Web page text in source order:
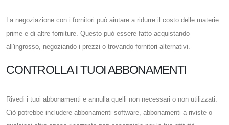
La negoziazione con i fornitori può aiutare a ridurre il costo delle materie
prime e di altre forniture. Questo può essere fatto acquistando
all'ingrosso, negoziando i prezzi o trovando fornitori alternativi.
CONTROLLA I TUOI ABBONAMENTI
Rivedi i tuoi abbonamenti e annulla quelli non necessari o non utilizzati.
Ciò potrebbe includere abbonamenti software, abbonamenti a riviste o